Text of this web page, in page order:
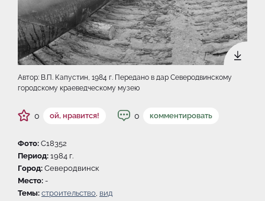
Автор: В.П. Капустин, 1984 г. Передано в дар Северодвинскому
городскому краеведческому музею
0 ой, нравится! 0 комментировать
Фото: C18352
Период: 1984 г.
Город: Северодвинск
Место: -
Темы: строительство, вид